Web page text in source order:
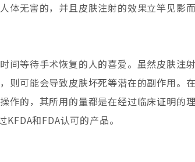
体无害的，并且皮肤注射的效果立竿见影
间等待手术恢复的人的喜爱。虽然皮肤注
可能会导致皮肤坏死等潜在的副作用。在
作的，其所用的量都是在经过临床证明的
和FDA认可的产品。